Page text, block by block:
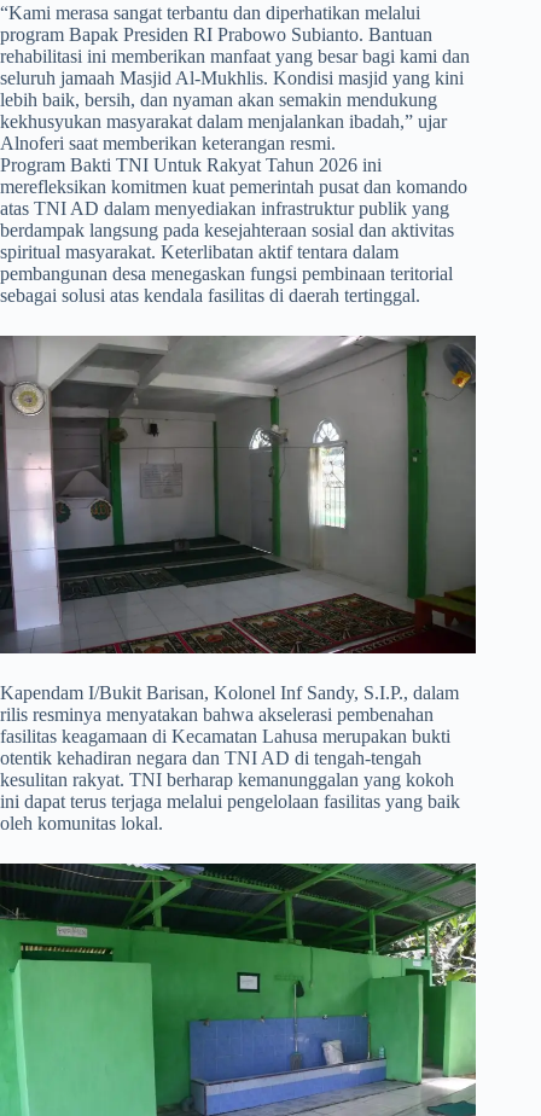
​“Kami merasa sangat terbantu dan diperhatikan melalui
program Bapak Presiden RI Prabowo Subianto. Bantuan
rehabilitasi ini memberikan manfaat yang besar bagi kami dan
seluruh jamaah Masjid Al-Mukhlis. Kondisi masjid yang kini
lebih baik, bersih, dan nyaman akan semakin mendukung
kekhusyukan masyarakat dalam menjalankan ibadah,” ujar
Alnoferi saat memberikan keterangan resmi.
Program Bakti TNI Untuk Rakyat Tahun 2026 ini
merefleksikan komitmen kuat pemerintah pusat dan komando
atas TNI AD dalam menyediakan infrastruktur publik yang
berdampak langsung pada kesejahteraan sosial dan aktivitas
spiritual masyarakat. Keterlibatan aktif tentara dalam
pembangunan desa menegaskan fungsi pembinaan teritorial
sebagai solusi atas kendala fasilitas di daerah tertinggal.
​Kapendam I/Bukit Barisan, Kolonel Inf Sandy, S.I.P., dalam
rilis resminya menyatakan bahwa akselerasi pembenahan
fasilitas keagamaan di Kecamatan Lahusa merupakan bukti
otentik kehadiran negara dan TNI AD di tengah-tengah
kesulitan rakyat. TNI berharap kemanunggalan yang kokoh
ini dapat terus terjaga melalui pengelolaan fasilitas yang baik
oleh komunitas lokal.